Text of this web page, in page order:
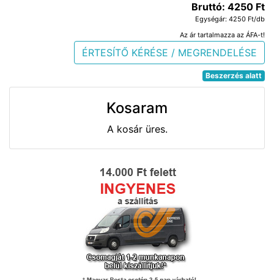
Bruttó: 4250 Ft
Egységár: 4250 Ft/db
Az ár tartalmazza az ÁFA-t!
ÉRTESÍTŐ KÉRÉSE / MEGRENDELÉSE
Beszerzés alatt
Kosaram
A kosár üres.